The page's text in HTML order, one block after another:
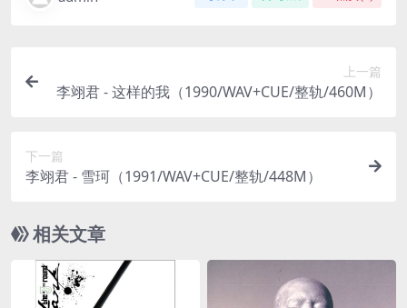
上一篇
李翊君 - 这样的我（1990/WAV+CUE/整轨/460M）
下一篇
李翊君 - 雪珂（1991/WAV+CUE/整轨/448M）
相关文章